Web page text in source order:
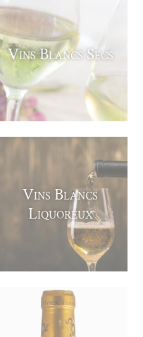
Vins Blancs Secs
Vins Blancs
Liquoreux